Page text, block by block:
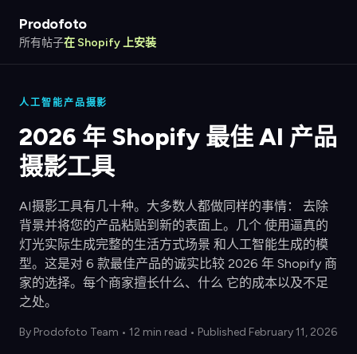
Prodofoto
所有帖子在 Shopify 上安装
人工智能产品摄影
2026 年 Shopify 最佳 AI 产品
摄影工具
AI摄影工具有几十种。大多数人都做同样的事情： 去除
背景并将您的产品粘贴到新的表面上。几个 使用逼真的
灯光实际生成完整的生活方式场景 和人工智能生成的模
型。这是对 6 款最佳产品的诚实比较 2026 年 Shopify 商
家的选择。每个商家擅长什么、什么 它的成本以及不足
之处。
By Prodofoto Team • 12 min read • Published February 11, 2026